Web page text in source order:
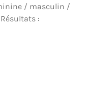
/ masculin /
: